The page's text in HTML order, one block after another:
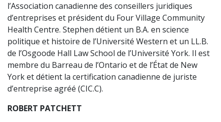
l’Association canadienne des conseillers juridiques
d’entreprises et président du Four Village Community
Health Centre. Stephen détient un B.A. en science
politique et histoire de l’Université Western et un LL.B.
de l’Osgoode Hall Law School de l’Université York. Il est
membre du Barreau de l’Ontario et de l’État de New
York et détient la certification canadienne de juriste
d’entreprise agréé (CIC.C).
ROBERT PATCHETT